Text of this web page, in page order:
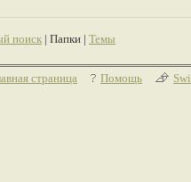
поиск | Папки | Темы
страница Помощь